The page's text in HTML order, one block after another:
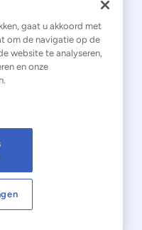
voorbehouden.
de website
Cookies Settings
cookies
gaat u akkoord met
om de navigatie op de
website te analyseren,
en onze